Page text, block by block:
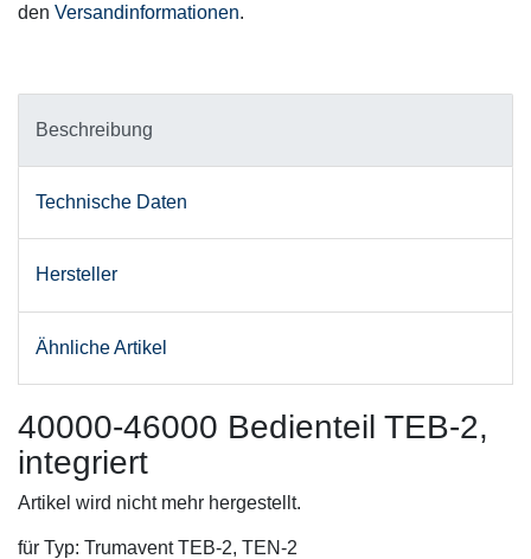
den Versandinformationen.
Beschreibung
Technische Daten
Hersteller
Ähnliche Artikel
40000-46000 Bedienteil TEB-2,
integriert
Artikel wird nicht mehr hergestellt.
für Typ: Trumavent TEB-2, TEN-2